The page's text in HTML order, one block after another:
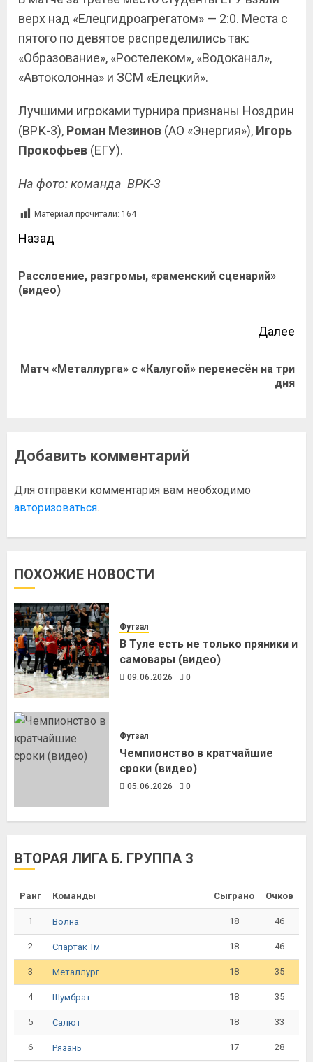
верх над «Елецгидроагрегатом» — 2:0. Места с
пятого по девятое распределились так:
«Образование», «Ростелеком», «Водоканал»,
«Автоколонна» и ЗСМ «Елецкий».
Лучшими игроками турнира признаны Ноздрин
(ВРК-3), Роман Мезинов (АО «Энергия»), Игорь
Прокофьев (ЕГУ).
На фото: команда ВРК-3
Материал прочитали: 164
Назад
Расслоение, разгромы, «раменский сценарий»
(видео)
Далее
Матч «Металлурга» с «Калугой» перенесён на три
дня
Добавить комментарий
Для отправки комментария вам необходимо
авторизоваться.
ПОХОЖИЕ НОВОСТИ
Футзал
В Туле есть не только пряники и
самовары (видео)
09.06.2026 0
Футзал
Чемпионство в кратчайшие
сроки (видео)
05.06.2026 0
ВТОРАЯ ЛИГА Б. ГРУППА 3
Ранг Команды Сыграно Очков
1 Волна 18 46
2 Спартак Тм 18 46
3 Металлург 18 35
4 Шумбрат 18 35
5 Салют 18 33
6 Рязань 17 28